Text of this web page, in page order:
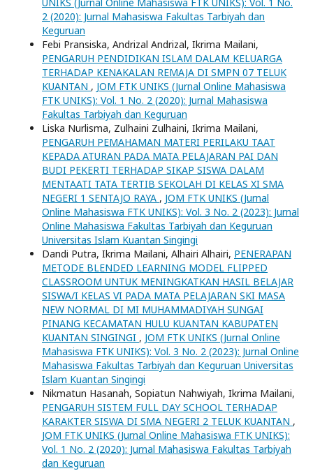
UNIKS (Jurnal Online Mahasiswa FTK UNIKS): Vol. 1 No.
2 (2020): Jurnal Mahasiswa Fakultas Tarbiyah dan
Keguruan
Febi Pransiska, Andrizal Andrizal, Ikrima Mailani,
PENGARUH PENDIDIKAN ISLAM DALAM KELUARGA
TERHADAP KENAKALAN REMAJA DI SMPN 07 TELUK
KUANTAN , JOM FTK UNIKS (Jurnal Online Mahasiswa
FTK UNIKS): Vol. 1 No. 2 (2020): Jurnal Mahasiswa
Fakultas Tarbiyah dan Keguruan
Liska Nurlisma, Zulhaini Zulhaini, Ikrima Mailani,
PENGARUH PEMAHAMAN MATERI PERILAKU TAAT
KEPADA ATURAN PADA MATA PELAJARAN PAI DAN
BUDI PEKERTI TERHADAP SIKAP SISWA DALAM
MENTAATI TATA TERTIB SEKOLAH DI KELAS XI SMA
NEGERI 1 SENTAJO RAYA , JOM FTK UNIKS (Jurnal
Online Mahasiswa FTK UNIKS): Vol. 3 No. 2 (2023): Jurnal
Online Mahasiswa Fakultas Tarbiyah dan Keguruan
Universitas Islam Kuantan Singingi
Dandi Putra, Ikrima Mailani, Alhairi Alhairi, PENERAPAN
METODE BLENDED LEARNING MODEL FLIPPED
CLASSROOM UNTUK MENINGKATKAN HASIL BELAJAR
SISWA/I KELAS VI PADA MATA PELAJARAN SKI MASA
NEW NORMAL DI MI MUHAMMADIYAH SUNGAI
PINANG KECAMATAN HULU KUANTAN KABUPATEN
KUANTAN SINGINGI , JOM FTK UNIKS (Jurnal Online
Mahasiswa FTK UNIKS): Vol. 3 No. 2 (2023): Jurnal Online
Mahasiswa Fakultas Tarbiyah dan Keguruan Universitas
Islam Kuantan Singingi
Nikmatun Hasanah, Sopiatun Nahwiyah, Ikrima Mailani,
PENGARUH SISTEM FULL DAY SCHOOL TERHADAP
KARAKTER SISWA DI SMA NEGERI 2 TELUK KUANTAN ,
JOM FTK UNIKS (Jurnal Online Mahasiswa FTK UNIKS):
Vol. 1 No. 2 (2020): Jurnal Mahasiswa Fakultas Tarbiyah
dan Keguruan